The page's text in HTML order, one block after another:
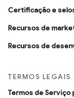
Certificação e
Recursos de
Recursos de
TERMOS LEGAIS
Termos de